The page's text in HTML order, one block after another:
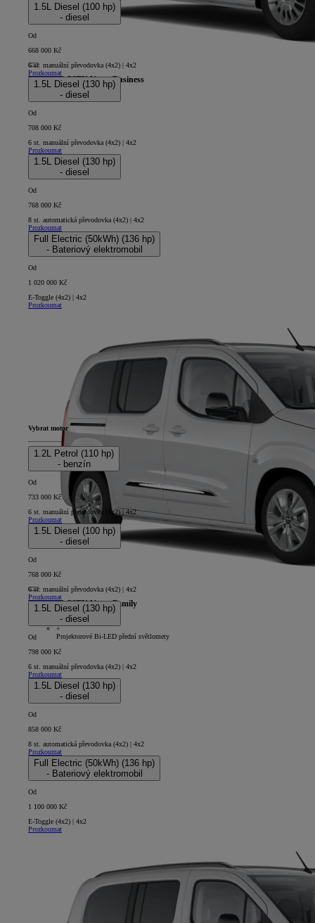
PROACE CITY Verso Business
1.5L Diesel (100 hp)
- diesel
Od
668 000 Kč
6 st. manuální převodovka (4x2) | 4x2
Prozkoumat
1.5L Diesel (130 hp)
- diesel
Od
708 000 Kč
6 st. manuální převodovka (4x2) | 4x2
Prozkoumat
1.5L Diesel (130 hp)
- diesel
Od
768 000 Kč
8 st. automatická převodovka (4x2) | 4x2
Prozkoumat
Full Electric (50kWh) (136 hp)
- Bateriový elektromobil
Od
1 020 000 Kč
E-Toggle (4x2) | 4x2
Prozkoumat
PROACE CITY Verso Family
+
Projektorové Bi-LED přední světlomety
Vybrat motor
1.2L Petrol (110 hp)
- benzín
Od
733 000 Kč
6 st. manuální převodovka (4x2) | 4x2
Prozkoumat
1.5L Diesel (100 hp)
- diesel
Od
768 000 Kč
6 st. manuální převodovka (4x2) | 4x2
Prozkoumat
1.5L Diesel (130 hp)
- diesel
Od
798 000 Kč
6 st. manuální převodovka (4x2) | 4x2
Prozkoumat
1.5L Diesel (130 hp)
- diesel
Od
858 000 Kč
8 st. automatická převodovka (4x2) | 4x2
Prozkoumat
Full Electric (50kWh) (136 hp)
- Bateriový elektromobil
Od
1 100 000 Kč
E-Toggle (4x2) | 4x2
Prozkoumat